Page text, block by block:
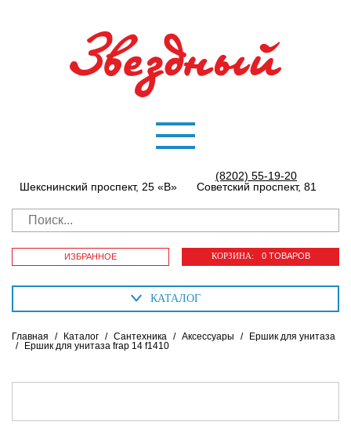
Шекснинский проспект, 25 «В»
(8202) 55-19-20
Советский проспект, 81
ИЗБРАННОЕ КОРЗИНА: 0 ТОВАРОВ
КАТАЛОГ
Главная / Каталог / Сантехника / Аксессуары /
Ершик для унитаза
/
Ершик для унитаза frap 14 f1410